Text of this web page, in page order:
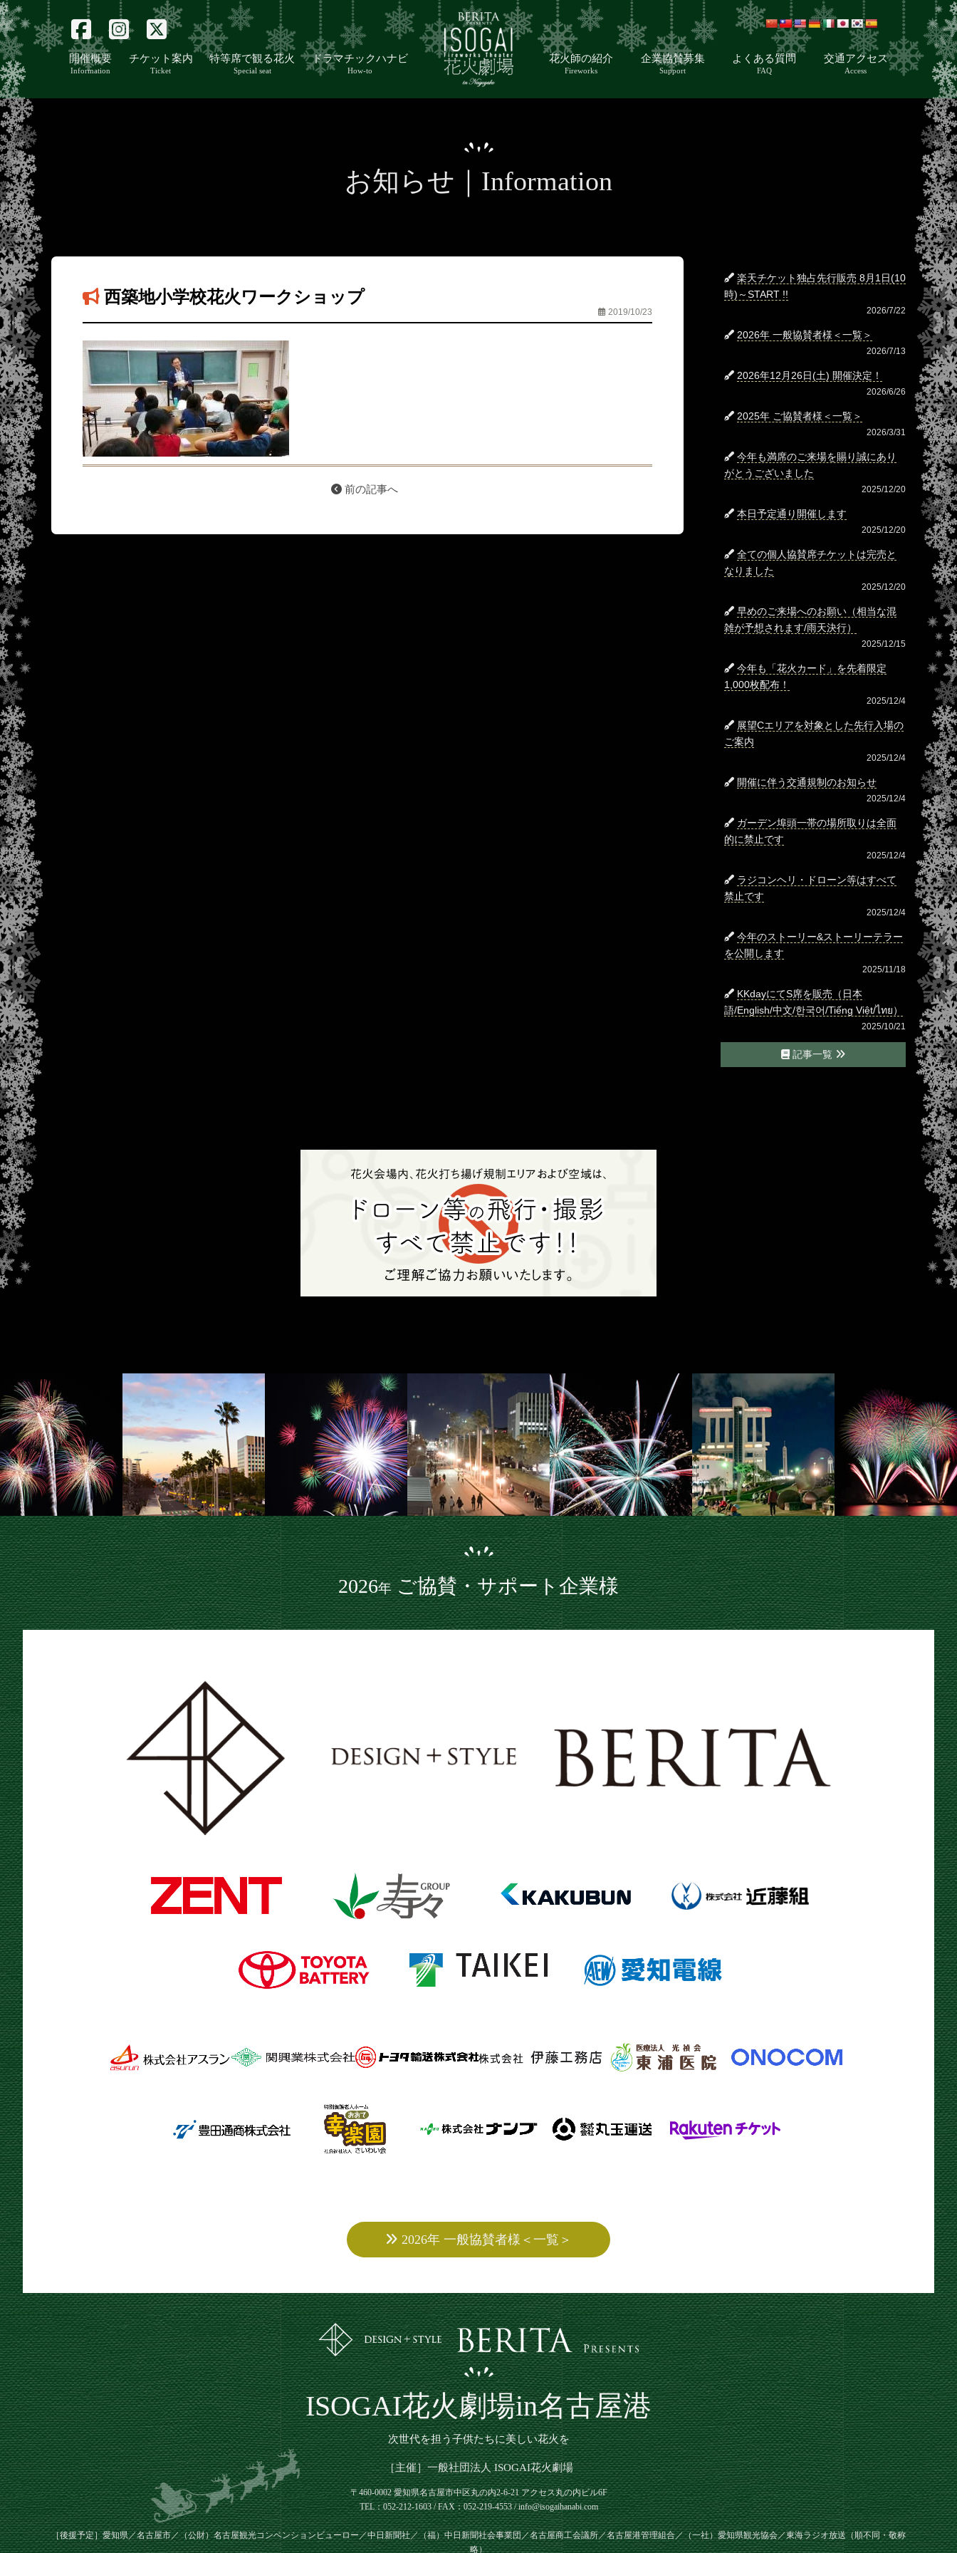
開催概要
Information
チケット案内
Ticket
特等席で観る花火
Special seat
ドラマチックハナビ
How-to
花火師の紹介
Fireworks
企業協賛募集
Support
よくある質問
FAQ
交通アクセス
Access
お知らせ｜Information
西築地小学校花火ワークショップ
2019/10/23
前の記事へ
楽天チケット独占先行販売 8月1日(10
時)～START !!
2026/7/22
2026年 一般協賛者様＜一覧＞
2026/7/13
2026年12月26日(土) 開催決定！
2026/6/26
2025年 ご協賛者様＜一覧＞
2026/3/31
今年も満席のご来場を賜り誠にあり
がとうございました
2025/12/20
本日予定通り開催します
2025/12/20
全ての個人協賛席チケットは完売と
なりました
2025/12/20
早めのご来場へのお願い（相当な混
雑が予想されます/雨天決行）
2025/12/15
今年も「花火カード」を先着限定
1,000枚配布！
2025/12/4
展望Cエリアを対象とした先行入場の
ご案内
2025/12/4
開催に伴う交通規制のお知らせ
2025/12/4
ガーデン埠頭一帯の場所取りは全面
的に禁止です
2025/12/4
ラジコンヘリ・ドローン等はすべて
禁止です
2025/12/4
今年のストーリー&ストーリーテラー
を公開します
2025/11/18
KKdayにてS席を販売（日本
語/English/中文/한국어/Tiếng Việt/ไทย）
2025/10/21
記事一覧
2026年ご協賛・サポート企業様
2026年 一般協賛者様＜一覧＞
ISOGAI花火劇場in名古屋港
次世代を担う子供たちに美しい花火を
［主催］一般社団法人 ISOGAI花火劇場
〒460-0002 愛知県名古屋市中区丸の内2-6-21アクセス丸の内ビル6F
TEL：052-212-1603 / FAX：052-219-4553 / info@isogaihanabi.com
［後援予定］愛知県／名古屋市／（公財）名古屋観光コンベンションビューロー／中日新聞社／（福）中日新聞社会事業団／名古屋商工会議所／名古屋港管理組合／（一社）愛知県観光協会／東海ラジオ放送（順不同・敬称
略）